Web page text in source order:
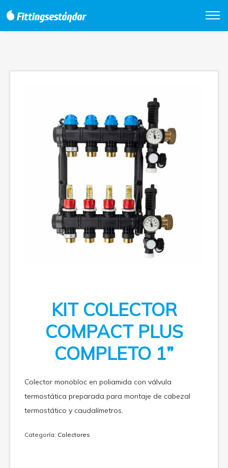
KIT COLECTOR
COMPACT PLUS
COMPLETO 1”
Colector monobloc en poliamida con válvula
termostática preparada para montaje de cabezal
termostático y caudalímetros.
Categoría: Colectores